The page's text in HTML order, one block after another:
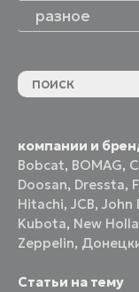
разное
компании и
Bobcat, BOMAG,
Doosan, Dressta,
Hitachi,JCB,John
Kubota, New
Zeppelin,
Статьи на тему